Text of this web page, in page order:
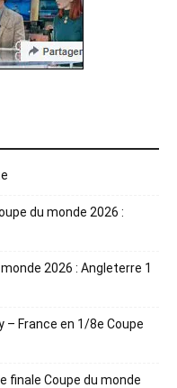
du monde 2026 :
2026 : Angleterre 1
– France en 1/8e Coupe
finale Coupe du monde